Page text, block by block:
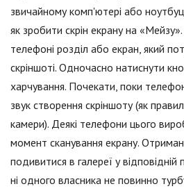
звичайному комп'ютері або
як зробити скрін екрану на
телефоні розділ або екран, який
скріншоті. Одночасно натиснути
харчування. Почекати, поки
звук створення скріншоту (як
камери). Деякі телефони цього
момент сканування екрану.
подивитися в галереї у відповідній
ні одного власника не повинно